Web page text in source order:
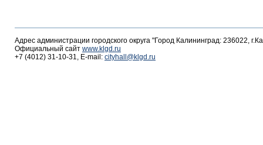
Адрес администрации городского округа "Город Калининград: 236022,
Официальный сайт www.klgd.ru
+7 (4012) 31-10-31, E-mail: cityhall@klgd.ru